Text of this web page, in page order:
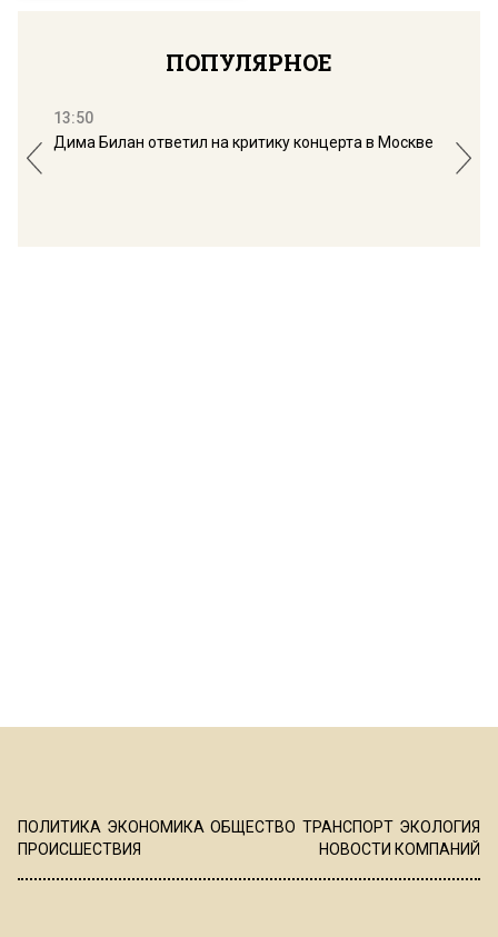
ПОПУЛЯРНОЕ
13:50
Дима Билан ответил на критику концерта в Москве
ПОЛИТИКА ЭКОНОМИКА ОБЩЕСТВО ТРАНСПОРТ ЭКОЛОГИЯ
ПРОИСШЕСТВИЯ
НОВОСТИ КОМПАНИЙ